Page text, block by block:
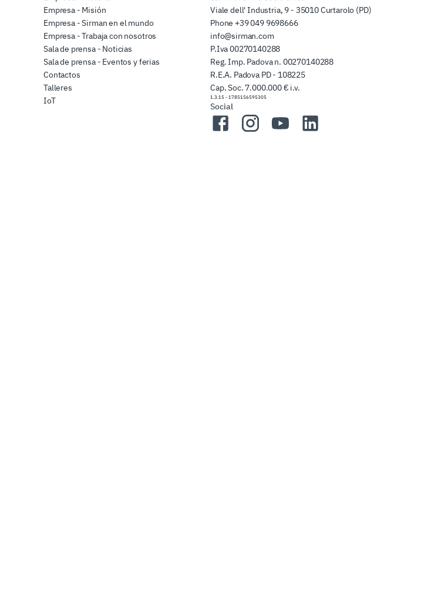
Empresa - Misión
Empresa - Sirman en el mundo
Empresa - Trabaja con nosotros
Sala de prensa - Noticias
Sala de prensa - Eventos y ferias
Contactos
Talleres
IoT
Viale dell' Industria, 9 - 35010 Curtarolo (PD)
Phone +39 049 9698666
info@sirman.com
P.Iva 00270140288
Reg. Imp. Padova n. 00270140288
R.E.A. Padova PD - 108225
Cap. Soc. 7.000.000 € i.v.
1.3.15 - 1785156595305
Social
FacebookInstagramYouTubeLinkedIn